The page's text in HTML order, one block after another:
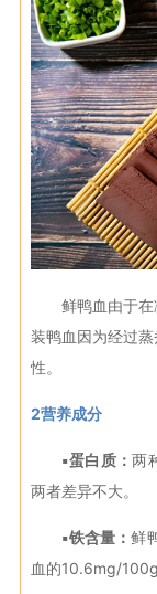
鲜鸭血由于
装鸭血因为经过
性。
2营养成分
▪蛋白质：两
两者差异不大。
▪铁含量：鲜
血的10.6mg/100g